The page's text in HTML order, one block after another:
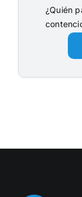
¿Quién